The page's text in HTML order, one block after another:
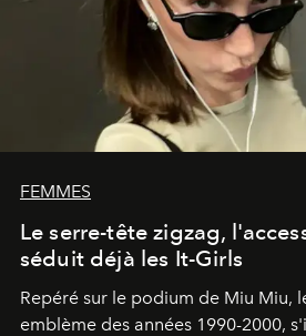
FEMMES
Le serre-tête zigzag,
séduit déjà les It-Girls
Repéré sur le podium de Miu Miu,
emblème des années 1990-2000,